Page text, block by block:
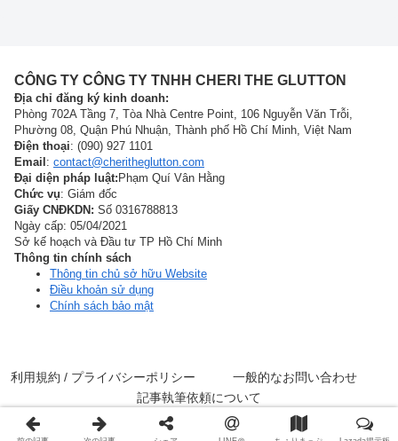
CÔNG TY CÔNG TY TNHH CHERI THE GLUTTON
Địa chỉ đăng ký kinh doanh:
Phòng 702A Tầng 7, Tòa Nhà Centre Point, 106 Nguyễn Văn Trỗi,
Phường 08, Quận Phú Nhuận, Thành phố Hồ Chí Minh, Việt Nam
Điện thoại: (090) 927 1101
Email : contact@cheritheglutton.com
Đại diện pháp luật: Phạm Quí Vân Hằng
Chức vụ: Giám đốc
Giấy CNĐKDN: Số 0316788813
Ngày cấp: 05/04/2021
Sở kế hoạch và Đầu tư TP Hồ Chí Minh
Thông tin chính sách
Thông tin chủ sở hữu Website
Điều khoản sử dụng
Chính sách bảo mật
利用規約 / プライバシーポリシー
一般的なお問い合わせ
記事執筆依頼について
© 2000 フードアナリストちぇりのホーチミンの美味いもん.